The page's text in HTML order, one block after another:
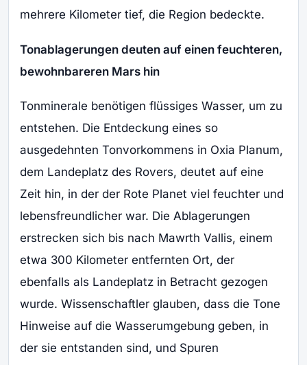
mehrere Kilometer tief, die Region bedeckte.
Tonablagerungen deuten auf einen feuchteren,
bewohnbareren Mars hin
Tonminerale benötigen flüssiges Wasser, um zu
entstehen. Die Entdeckung eines so
ausgedehnten Tonvorkommens in Oxia Planum,
dem Landeplatz des Rovers, deutet auf eine
Zeit hin, in der der Rote Planet viel feuchter und
lebensfreundlicher war. Die Ablagerungen
erstrecken sich bis nach Mawrth Vallis, einem
etwa 300 Kilometer entfernten Ort, der
ebenfalls als Landeplatz in Betracht gezogen
wurde. Wissenschaftler glauben, dass die Tone
Hinweise auf die Wasserumgebung geben, in
der sie entstanden sind, und Spuren